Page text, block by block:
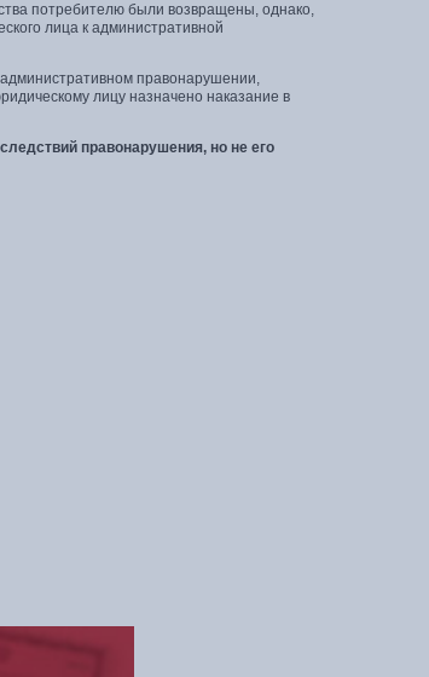
потребителю были возвращены, однако,
лица к административной
правонарушении,
лицу назначено наказание в
правонарушения, но не его